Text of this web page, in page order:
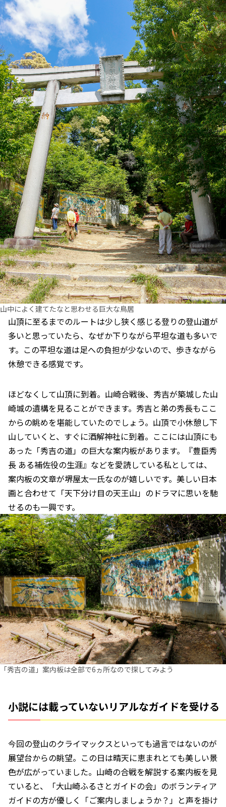
山中によく建てたなと思わせる巨大な鳥居
山頂に至るまでのルートは少し狭く感じる登りの登山道が
多いと思っていたら、なぜか下りながら平坦な道も多いで
す。この平坦な道は足への負担が少ないので、歩きながら
休憩できる感覚です。
ほどなくして山頂に到着。山崎合戦後、秀吉が築城した山
崎城の遺構を見ることができます。秀吉と弟の秀長もここ
からの眺めを堪能していたのでしょう。山頂で小休憩し下
山していくと、すぐに酒解神社に到着。ここには山頂にも
あった「秀吉の道」の巨大な案内板があります。『豊臣秀
長 ある補佐役の生涯』などを愛読している私としては、
案内板の文章が堺屋太一氏なのが嬉しいです。美しい日本
画と合わせて「天下分け目の天王山」のドラマに思いを馳
せるのも一興です。
「秀吉の道」案内板は全部で6ヵ所なので探してみよう
小説には載っていないリアルなガイドを受ける
今回の登山のクライマックスといっても過言ではないのが
展望台からの眺望。この日は晴天に恵まれとても美しい景
色が広がっていました。山崎の合戦を解説する案内板を見
ていると、「大山崎ふるさとガイドの会」のボランティア
ガイドの方が優しく「ご案内しましょうか？」と声を掛け